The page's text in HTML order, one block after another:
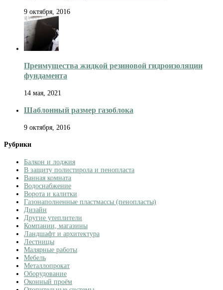
9 октября, 2016
Преимущества жидкой резиновой гидроизоляции
фундамента
14 мая, 2021
Шаблонный размер газоблока
9 октября, 2016
Рубрики
Балкон и лоджия
В защиту полистирола и пенопласта
Ванная комната
Водоснабжение
Ворота и калитки
Газонаполненные пластмассы (пенопласты)
Дизайн
Другие утеплители
Компании, магазины
Ландшафт и архитектура
Лестницы
Малярные работы
Мебель
Металлопрокат
Оборудование
Оконный проём